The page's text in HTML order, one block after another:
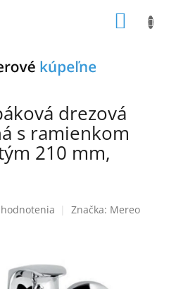
drezová
s ramienkom
210 mm,
Značka: Mereo